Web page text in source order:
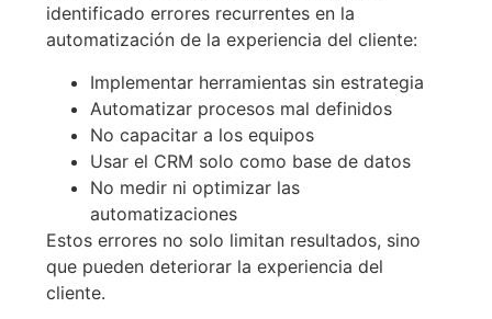
identificado errores recurrentes en la
automatización de la experiencia del cliente:
Implementar herramientas sin estrategia
Automatizar procesos mal definidos
No capacitar a los equipos
Usar el CRM solo como base de datos
No medir ni optimizar las
automatizaciones
Estos errores no solo limitan resultados, sino
que pueden deteriorar la experiencia del
cliente.